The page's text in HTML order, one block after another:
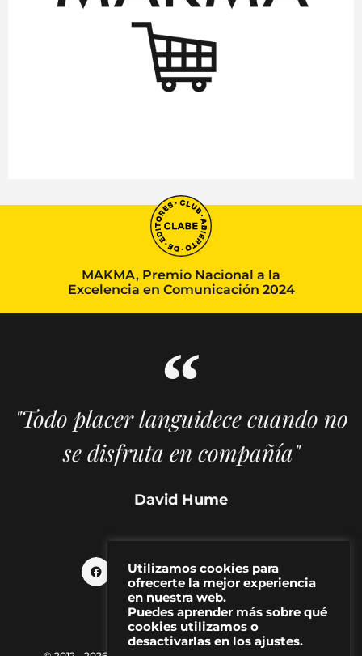
MAKMA, Premio Nacional a la
Excelencia en Comunicación 2024
"Todo placer languidece cuando no
se disfruta en compañía"
David Hume
Utilizamos cookies para
ofrecerte la mejor experiencia
en nuestra web.
Puedes aprender más sobre qué
cookies utilizamos o
desactivarlas en los ajustes.